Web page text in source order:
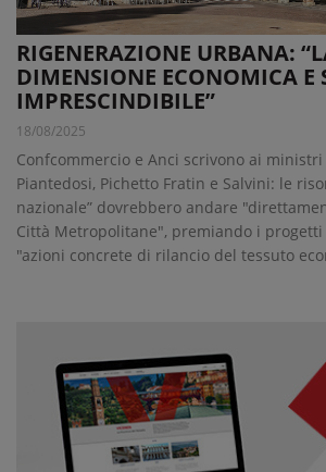
RIGENERAZIONE URBANA:
DIMENSIONE ECONOMICA E
IMPRESCINDIBILE”
18/08/2025
Confcommercio e Anci scrivono ai
Piantedosi, Pichetto Fratin e Salvini: le
nazionale” dovrebbero andare
Città Metropolitane", premiando i
"azioni concrete di rilancio del tessuto